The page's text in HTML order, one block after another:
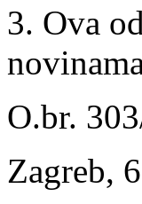
3. Ova
O.br.
Zagreb,